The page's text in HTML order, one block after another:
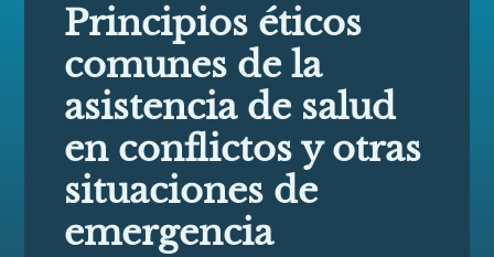
Principios éticos
comunes de la
asistencia de salud
en conflictos y otras
situaciones de
emergencia